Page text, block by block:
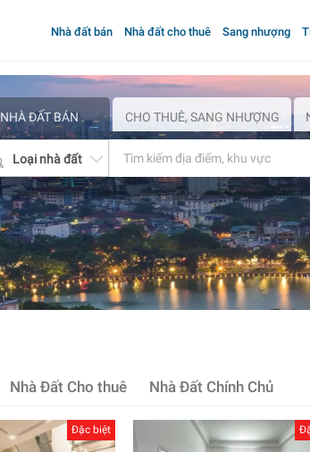
Nhà đất bán Nhà đất cho thuê Sang nhượng
NHÀ ĐẤT BÁN CHO THUÊ, SANG NHƯỢNG
Loại nhà đất
Nhà Đất Cho thuê Nhà Đất Chính Chủ
Đặc biệt